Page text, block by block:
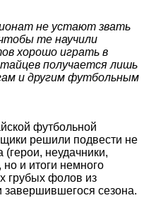
не устают звать
те научили
хорошо играть в
получается лишь
и другим футбольным
футбольной
решили подвести не
(герои, неудачники,
и итоги немного
грубых фолов из
завершившегося сезона.